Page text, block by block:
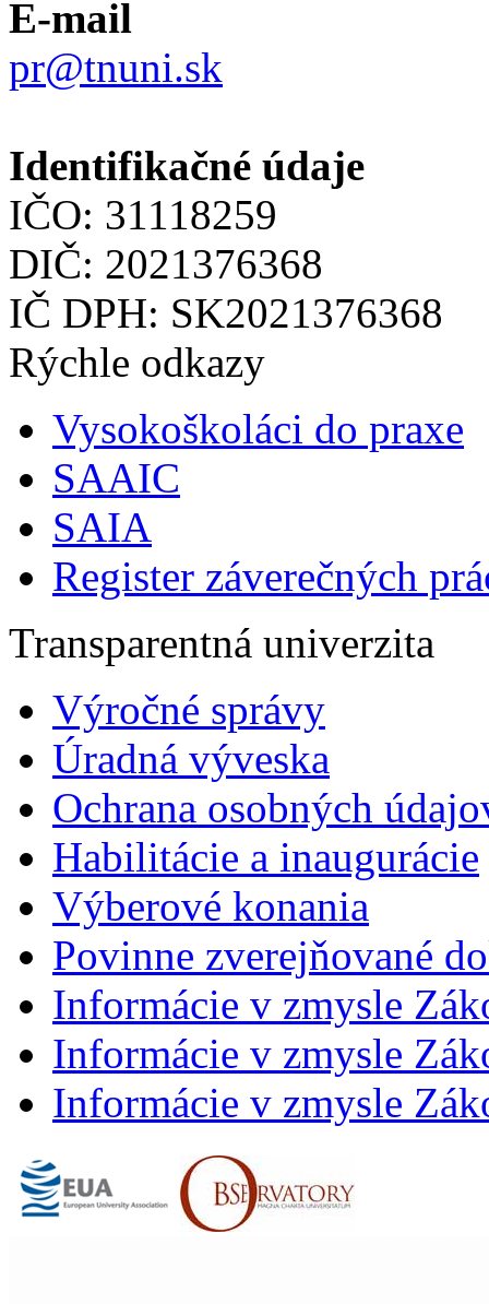
E-mail
pr@tnuni.sk
Identifikačné údaje
IČO: 31118259
DIČ: 2021376368
IČ DPH: SK2021376368
Rýchle odkazy
Vysokoškoláci do praxe
SAAIC
SAIA
Register záverečných
Transparentná univerzita
Výročné správy
Úradná výveska
Ochrana osobných
Habilitácie a inaugurácie
Výberové konania
Povinne zverejňované
Informácie v zmysle
Informácie v zmysle
Informácie v zmysle